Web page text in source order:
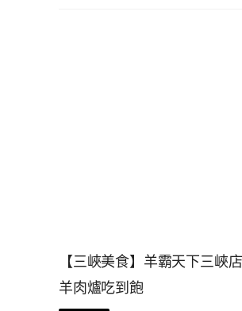
【三峽美食】羊霸天下三峽
羊肉爐吃到飽